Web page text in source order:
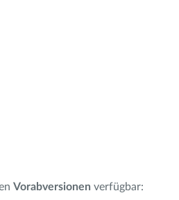
Vorabversionen verfügbar: